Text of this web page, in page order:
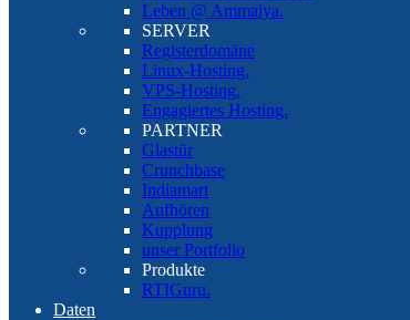
Leben @ Ammaiya.
SERVER
Registerdomäne
Linux-Hosting.
VPS-Hosting.
Engagiertes Hosting.
PARTNER
Glastür
Crunchbase
Indiamart
Aufhören
Kupplung
unser Portfolio
Produkte
RTIGuru.
Daten